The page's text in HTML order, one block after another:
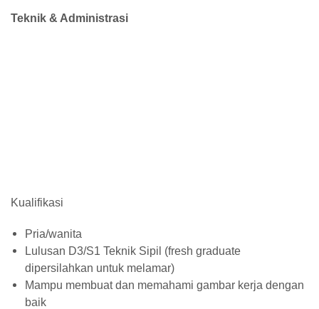
Teknik & Administrasi
Kualifikasi
Pria/wanita
Lulusan D3/S1 Teknik Sipil (fresh graduate
dipersilahkan untuk melamar)
Mampu membuat dan memahami gambar kerja dengan
baik